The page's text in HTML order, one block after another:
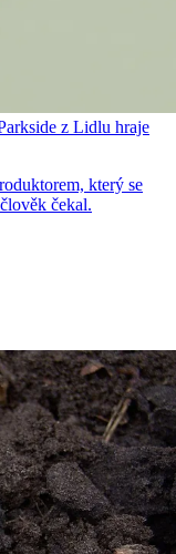
z Lidlu hraje
který se
čekal.